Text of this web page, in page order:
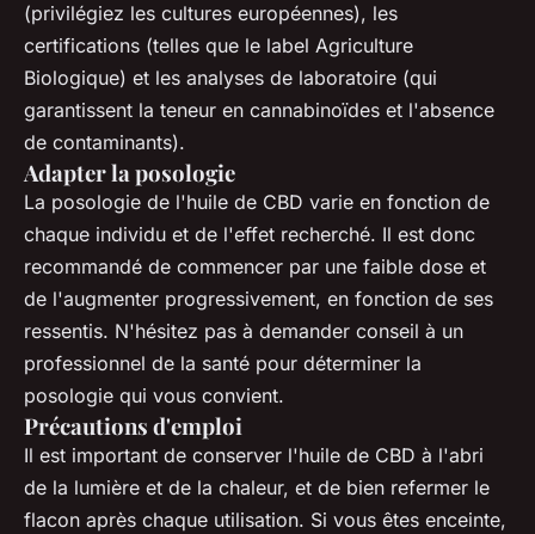
(privilégiez les cultures européennes), les
certifications (telles que le label Agriculture
Biologique) et les analyses de laboratoire (qui
garantissent la teneur en cannabinoïdes et l'absence
de contaminants).
Adapter la posologie
La posologie de l'huile de CBD varie en fonction de
chaque individu et de l'effet recherché. Il est donc
recommandé de commencer par une faible dose et
de l'augmenter progressivement, en fonction de ses
ressentis. N'hésitez pas à demander conseil à un
professionnel de la santé pour déterminer la
posologie qui vous convient.
Précautions d'emploi
Il est important de conserver l'huile de CBD à l'abri
de la lumière et de la chaleur, et de bien refermer le
flacon après chaque utilisation. Si vous êtes enceinte,